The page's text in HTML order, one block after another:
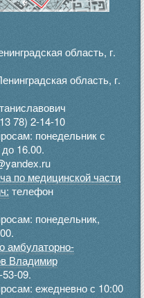
область, г.
область, г.
78) 2-14-10
понедельник с
16.00.
по медицинской части
телефон
понедельник,
амбулаторно-
Владимир
09.
ежедневно с 10:00